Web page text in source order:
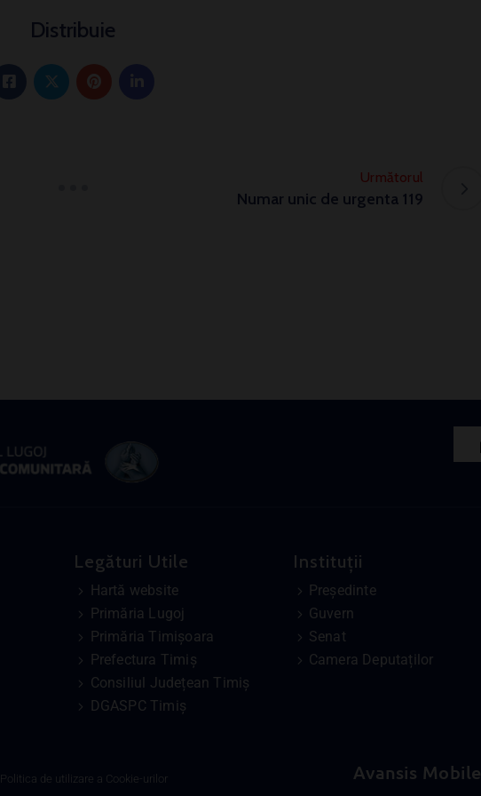
Distribuie
Următorul
Numar unic de urgenta 119
Legături Utile
Hartă website
Primăria Lugoj
Primăria Timișoara
Prefectura Timiș
Consiliul Județean Timiș
DGASPC Timiș
Instituții
Președinte
Guvern
Senat
Camera Deputaților
Politica de utilizare a Cookie-urilor Avansis Mobile